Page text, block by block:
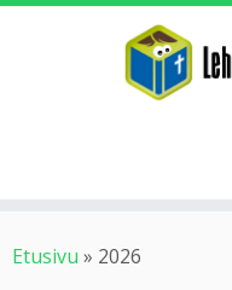
Etusivu » 2026